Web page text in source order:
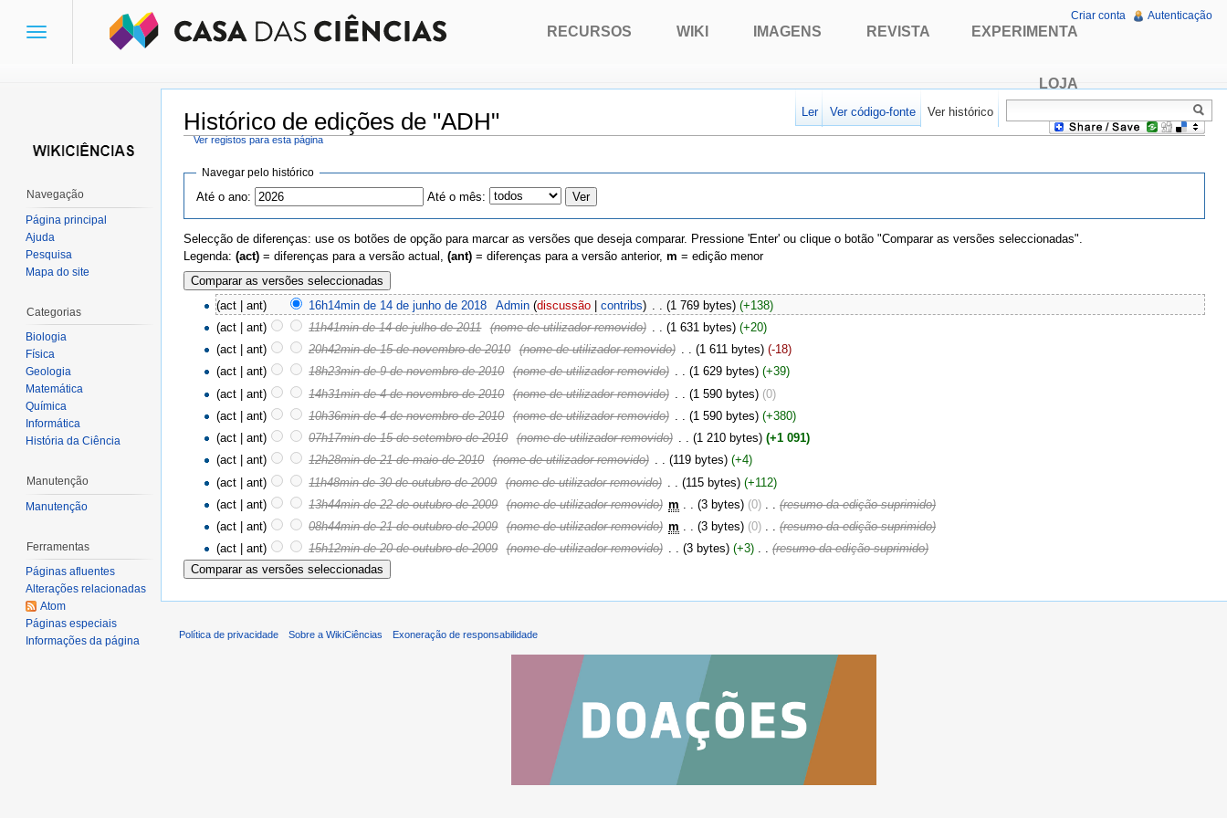
Histórico de edições de "ADH"
Ver registos para esta página
Navegar pelo histórico
Até o ano: Até o mês:
Selecção de diferenças: use os botões de opção para marcar as versões que deseja comparar. Pressione 'Enter' ou clique o botão "Comparar as versões seleccionadas".
Legenda: (act) = diferenças para a versão actual, (ant) = diferenças para a versão anterior, m = edição menor
(act | ant) 16h14min de 14 de junho de 2018 Admin (discussão| contribs) (1 769 bytes) (+138)
(act | ant)
11h41min de 14 de julho de 2011‎ (nome de utilizador removido) (1 631 bytes) (+20)
(act | ant)
20h42min de 15 de novembro de 2010‎ (nome de utilizador removido) . . (1 611 bytes) (-18)
(act | ant)
18h23min de 9 de novembro de 2010‎ (nome de utilizador removido) . . (1 629 bytes) (+39)
(act | ant)
14h31min de 4 de novembro de 2010‎ (nome de utilizador removido) (1 590 bytes) (0)
(act | ant)
10h36min de 4 de novembro de 2010‎ (nome de utilizador removido) (1 590 bytes) (+380)
(act | ant)
07h17min de 15 de setembro de 2010‎ (nome de utilizador removido) . . (1 210 bytes) (+1 091)
(act | ant)
12h28min de 21 de maio de 2010‎ (nome de utilizador removido) . . (119 bytes) (+4)
(act | ant)
11h48min de 30 de outubro de 2009‎ (nome de utilizador removido) (115 bytes) (+112)
(act | ant)
13h44min de 22 de outubro de 2009‎ (nome de utilizador removido) ‎m (3 bytes) (0)
(resumo da edição suprimido)
(act | ant)
08h44min de 21 de outubro de 2009‎ (nome de utilizador removido) ‎m . . (3 bytes) (0) . . (resumo da edição suprimido)
(act | ant)
15h12min de 20 de outubro de 2009‎ (nome de utilizador removido) . . (3 bytes) (+3) . . (resumo da edição suprimido)
Toggle
RECURSOS WIKI IMAGENS REVISTA EXPERIMENTA
LOJA
Criar conta Autenticação
Ler Ver código-fonte Ver histórico
Navegação
Página principal
Ajuda
Pesquisa
Mapa do site
Categorias
Biologia
Física
Geologia
Matemática
Química
Informática
História da Ciência
Manutenção
Manutenção
Ferramentas
Páginas afluentes
Alterações relacionadas
Atom
Páginas especiais
Informações da página
Política de privacidade Sobre a WikiCiências Exoneração de responsabilidade